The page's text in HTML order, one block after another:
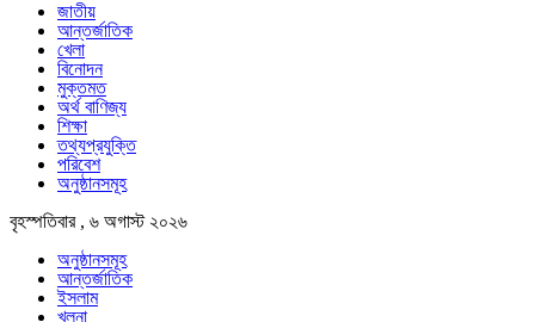
জাতীয়
আন্তর্জাতিক
খেলা
বিনোদন
মুক্তমত
অর্থ বাণিজ্য
শিক্ষা
তথ্যপ্রযুক্তি
পরিবেশ
অনুষ্ঠানসমূহ
বৃহস্পতিবার , ৬ অগাস্ট ২০২৬
অনুষ্ঠানসমূহ
আন্তর্জাতিক
ইসলাম
খুলনা